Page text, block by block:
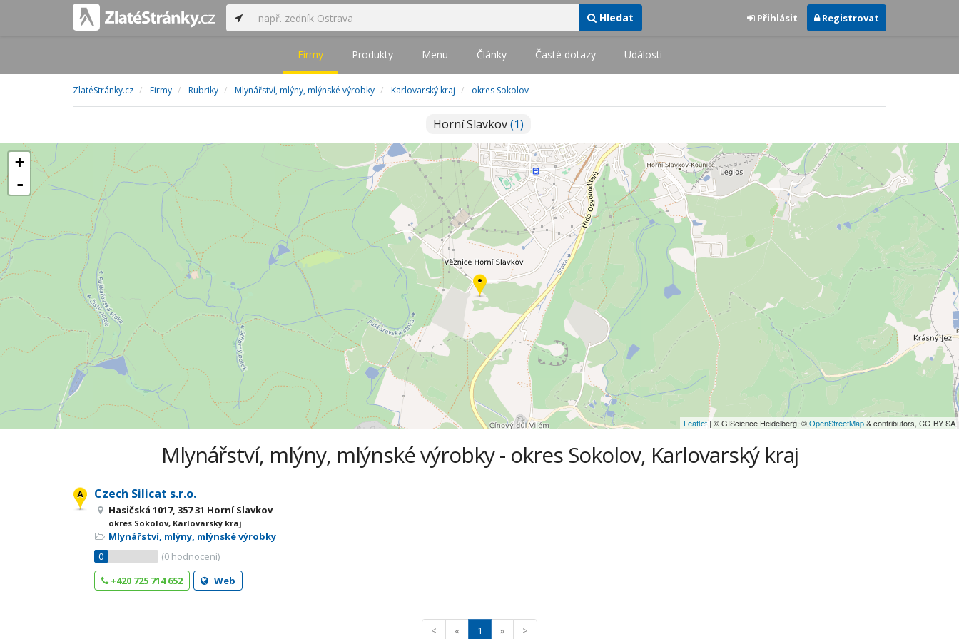
Hledat Přihlásit Registrovat
Firmy Produkty Menu Články Časté dotazy Události
ZlatéStránky.cz Firmy Rubriky Mlynářství, mlýny, mlýnské výrobky Karlovarský kraj okres Sokolov
Horní Slavkov(1)
+
-
Leaflet| © GIScience Heidelberg, ©OpenStreetMap& contributors, CC-BY-SA
Mlynářství, mlýny, mlýnské výrobky - okres Sokolov, Karlovarský kraj
Czech Silicat s.r.o.
Hasičská 1017, 357 31 Horní Slavkov
okres Sokolov, Karlovarský kraj
Mlynářství, mlýny, mlýnské výrobky
0
(0 hodnocení)
+420 725 714 652
Web
< « 1 » >